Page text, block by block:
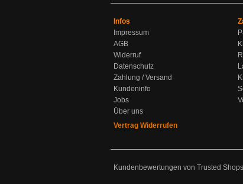
Infos
Impressum
AGB
Widerruf
Datenschutz
Zahlung / Versand
Kundeninfo
Jobs
Über uns
Vertrag Widerrufen
Kundenbewertungen von Trusted Shops